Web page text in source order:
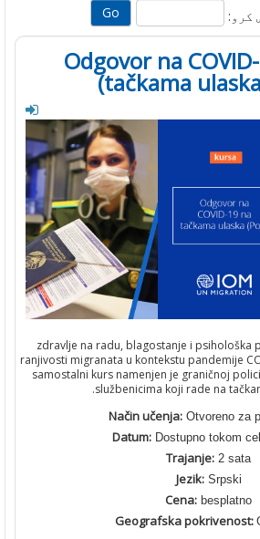
Odgovor na
tačkama
zdravlje na radu, blagostanje i
ranjivosti migranata u kontekstu
samostalni kurs namenjen je
službenicima koji rade
Način učenja:
Datum:Dostupno
Trajanje:
Jezik:
Cena:
Geografska